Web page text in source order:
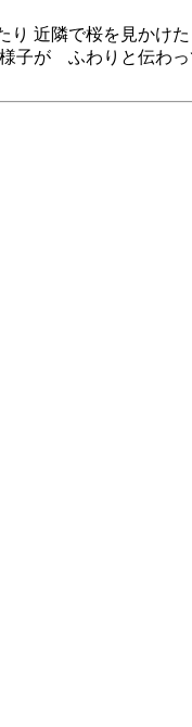
近隣で桜を見かけ
子が ふわりと伝わ